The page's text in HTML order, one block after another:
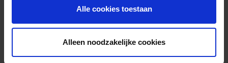
Alle cookies toestaan
Alleen noodzakelijke cookies